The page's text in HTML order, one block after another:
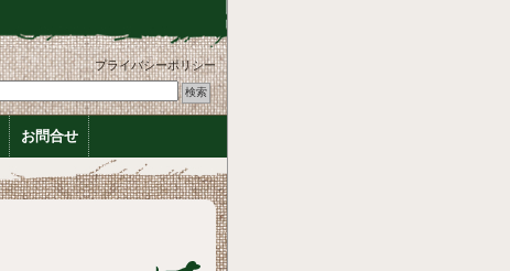
プライバシーポリシー
お問合せ